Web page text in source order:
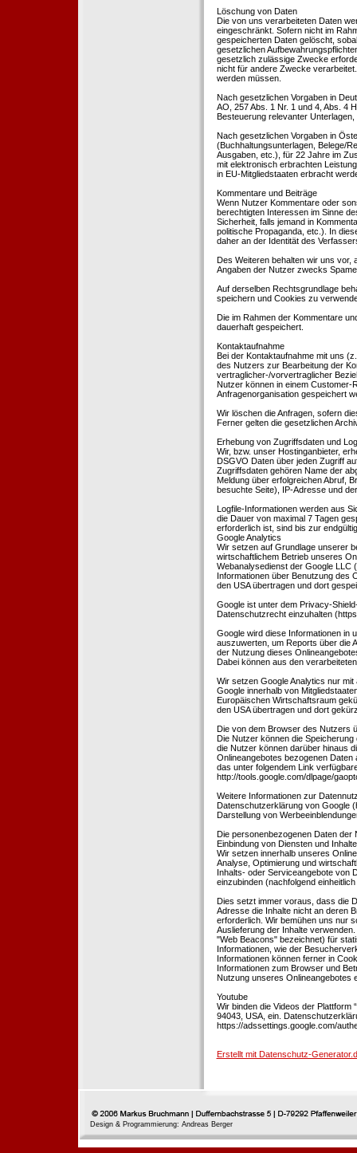
Löschung von Daten
Die von uns verarbeiteten Daten
eingeschränkt. Sofern nicht im
gespeicherten Daten gelöscht,
gesetzlichen
gesetzlich zulässige Zwecke
nicht für andere Zwecke
werden müssen.
Nach gesetzlichen Vorgaben in
AO, 257 Abs. 1 Nr. 1 und 4, Abs. 4
Besteuerung relevanter
Nach gesetzlichen Vorgaben in
(Buchhaltungsunterlagen, Belege/
Ausgaben, etc.), für 22 Jahre im
mit elektronisch erbrachten
in EU-Mitgliedstaaten erbracht
Kommentare und Beiträge
Wenn Nutzer Kommentare oder
berechtigten Interessen im Sinne
Sicherheit, falls jemand in
politische Propaganda, etc.). In
daher an der Identität des
Des Weiteren behalten wir uns vor,
Angaben der Nutzer zwecks
Auf derselben Rechtsgrundlage
speichern und Cookies zu
Die im Rahmen der Kommentare
dauerhaft gespeichert.
Kontaktaufnahme
Bei der Kontaktaufnahme mit uns
des Nutzers zur Bearbeitung der
vertraglicher-/vorvertraglicher
Nutzer können in einem Customer-
Anfragenorganisation gespeichert
Wir löschen die Anfragen, sofern
Ferner gelten die gesetzlichen
Erhebung von Zugriffsdaten und
Wir, bzw. unser Hostinganbieter,
DSGVO Daten über jeden Zugriff
Zugriffsdaten gehören Name der
Meldung über erfolgreichen Abruf,
besuchte Seite), IP-Adresse und
Logfile-Informationen werden aus
die Dauer von maximal 7 Tagen
erforderlich ist, sind bis zur
Google Analytics
Wir setzen auf Grundlage unserer
wirtschaftlichem Betrieb unseres
Webanalysedienst der Google LLC
Informationen über Benutzung des
den USA übertragen und dort
Google ist unter dem Privacy-
Datenschutzrecht einzuhalten
Google wird diese Informationen in
auszuwerten, um Reports über die
der Nutzung dieses
Dabei können aus den
Wir setzen Google Analytics nur
Google innerhalb von
Europäischen Wirtschaftsraum
den USA übertragen und dort
Die von dem Browser des Nutzers
Die Nutzer können die
die Nutzer können darüber hinaus
Onlineangebotes bezogenen
das unter folgendem Link
http://tools.google.com/dlpage/
Weitere Informationen zur
Datenschutzerklärung von Google
Darstellung von
Die personenbezogenen Daten der
Einbindung von Diensten und
Wir setzen innerhalb unseres
Analyse, Optimierung und
Inhalts- oder Serviceangebote von
einzubinden (nachfolgend
Dies setzt immer voraus, dass die
Adresse die Inhalte nicht an deren
erforderlich. Wir bemühen uns nur
Auslieferung der Inhalte
"Web Beacons" bezeichnet) für
Informationen, wie der
Informationen können ferner in
Informationen zum Browser und
Nutzung unseres Onlineangebotes
Youtube
Wir binden die Videos der Plattform
94043, USA, ein.
https://adssettings.google.com/
Erstellt mit Datenschutz-
Design & Programmierung: Andreas Berger